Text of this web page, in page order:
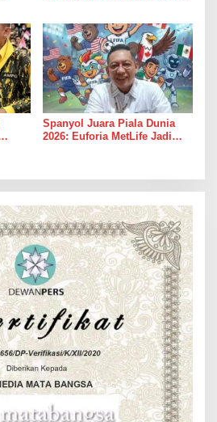
Perjuangan Diaspal Mulus
Spanyol Juara Piala Dunia
2026: Euforia MetLife Jadi